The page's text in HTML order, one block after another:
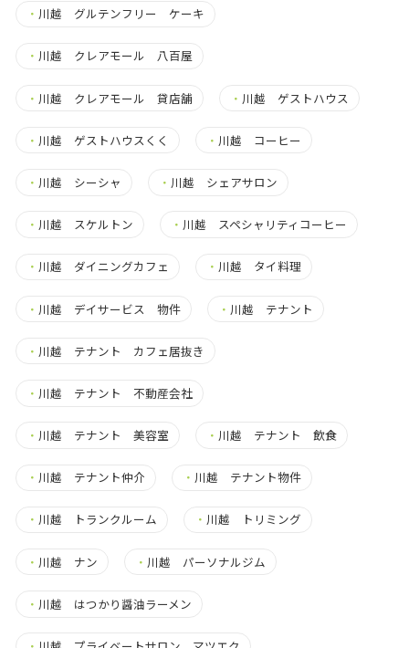
・ 川越 グルテンフリー ケーキ
・ 川越 クレアモール 八百屋
・ 川越 クレアモール 貸店舗 ・ 川越 ゲストハウス
・ 川越 ゲストハウスくく ・ 川越 コーヒー
・ 川越 シーシャ ・ 川越 シェアサロン
・ 川越 スケルトン ・ 川越 スペシャリティコーヒー
・ 川越 ダイニングカフェ ・ 川越 タイ料理
・ 川越 デイサービス 物件 ・ 川越 テナント
・ 川越 テナント カフェ居抜き
・ 川越 テナント 不動産会社
・ 川越 テナント 美容室 ・ 川越 テナント 飲食
・ 川越 テナント仲介 ・ 川越 テナント物件
・ 川越 トランクルーム ・ 川越 トリミング
・ 川越 ナン ・ 川越 パーソナルジム
・ 川越 はつかり醤油ラーメン